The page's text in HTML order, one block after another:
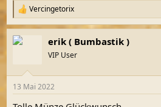
R
e
a
k
e
Vercingetorix
erik ( Bumbastik )
VIP User
13 Mai 2022